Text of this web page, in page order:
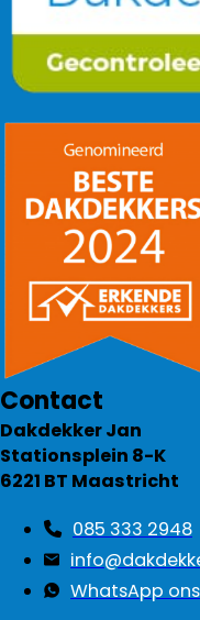
Contact
Dakdekker Jan
Stationsplein 8-K
6221 BT Maastricht
085 333 2948
WhatsApp ons